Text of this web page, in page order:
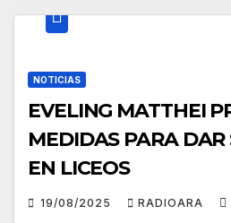
NOTICIAS
EVELING MATTHEI
MEDIDAS PARA
EN LICEOS
19/08/2025 RADIOARA